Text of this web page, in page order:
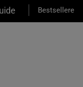
Bestsellere